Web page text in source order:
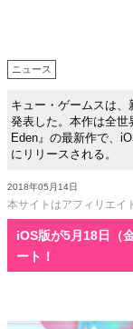
ニュース
キュー・ゲームスは
発表した。本作は全
Eden』の最新作で、
にリリースされる。
2018年05月14日
本サイトはアフィリエイ
iOS版が5月18日（
ート！